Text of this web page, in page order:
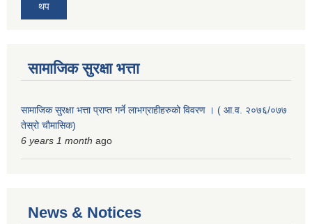
थप
सामाजिक सुरक्षा भत्ता
सामाजिक सुरक्षा भत्ता प्राप्त गर्ने लाभग्राहीहरुको विवरण । ( आ.व. २०७६/०७७
तेस्रो चौमासिक)
6 years 1 month ago
News & Notices